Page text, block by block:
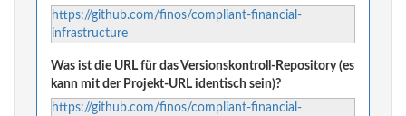
https://github.com/finos/compliant-financial-
infrastructure
Was ist die URL für das Versionskontroll-Repository (es
kann mit der Projekt-URL identisch sein)?
https://github.com/finos/compliant-financial-